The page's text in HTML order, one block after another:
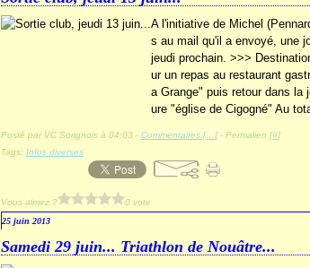
A l'initiative de Michel
s au mail qu'il a envoyé, une
jeudi prochain. >>>
ur un repas au restaurant
a Grange" puis retour dans la
ure "église de Cigogné" Au
Posté par VC Sorignois à 04:03 - Commentaires [… ] - Permalien [#]
Tags: Infos diverses
Vous aimez ?
0 vote
25 juin 2013
Samedi 29 juin... Triathlon de Nouâtre...